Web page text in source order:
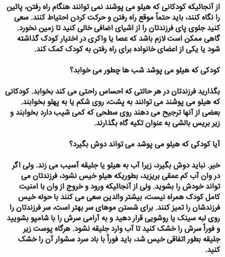
از آنجائیکه کودکانی که هیلو می پوشند نمی توانند هنگام راه رفتن، پائین
را نگاه کنند، باید حتماً موقع راه رفتن و حرکت کردن احتیاط کنند. سعی
کنید جلوی پای فرزندتان را از اشیای اضافی خالی کنید تا زمین نخورد.
گاهی ممکن است لازم باشد که عصا یا واکری در اختیار کودک گذاشته
شود یا یکی از اعضای خانواده برای راه رفتن به کودک کمک کند.
کودکی که هیلو می پوشد شب ها چطور می خوابد؟
بگذارید فرزندتان در هر حالتی که احساس راحتی می کند بخوابد. کودکانی
که هیلو می پوشند می توانند به پشت، روی شکم یا به پهلو بخوابند.
بعضی از آنها ترجیح می دهند روی سطحی که کمی شیب دارد بخوابند و
زیر بریس بالشی به عنوان تکیه گاه بگذارند.
آیا کودکی که هیلو می پوشد می تواند دوش بگیرد؟
خیر. نباید دوش بگیرد، زیرا آب به هیلو یا جلیقه آسیب می زند. ولی اگر
در وان آب کم عمقی بریزید، بطوریکه هیلو خیس نشود، فرزندتان می
تواند خودش را بشوید. ولی از آنجائیکه ورود و خروج از وان با امنیت
کامل کودک همراه نیست، بیشتر والدین سعی می کنند با حوله خیس
فرزندشان را تمیز کنند. برای شستن موهای سر بهتر است، سر فرزندتان را
روی لبه سینک یا روشویی قرار دهید و به آرامی سرش را با شامپو بشویید
و فوراً سرش را خشک کنید تا آب وارد جلیقه نشود. هرگاه پوست زیر
جلیقه بطور اتفاقی خیس شد، باید فوراً با باد سرد سشوار آن را خشک
کنید.